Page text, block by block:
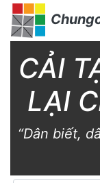
CẢI
LẠI
“Dân biết,